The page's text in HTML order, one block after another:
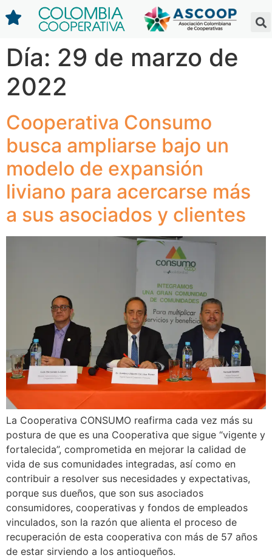
Día: 29 de marzo de
2022
Cooperativa Consumo
busca ampliarse bajo un
modelo de expansión
liviano para acercarse más
a sus asociados y clientes
La Cooperativa CONSUMO reafirma cada vez más su
postura de que es una Cooperativa que sigue “vigente y
fortalecida”, comprometida en mejorar la calidad de
vida de sus comunidades integradas, así como en
contribuir a resolver sus necesidades y expectativas,
porque sus dueños, que son sus asociados
consumidores, cooperativas y fondos de empleados
vinculados, son la razón que alienta el proceso de
recuperación de esta cooperativa con más de 57 años
de estar sirviendo a los antioqueños.